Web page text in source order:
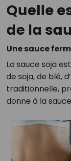
Quelle
de la
Une sauce
La sauce soja
de soja, de blé,
traditionnelle,
donne à la